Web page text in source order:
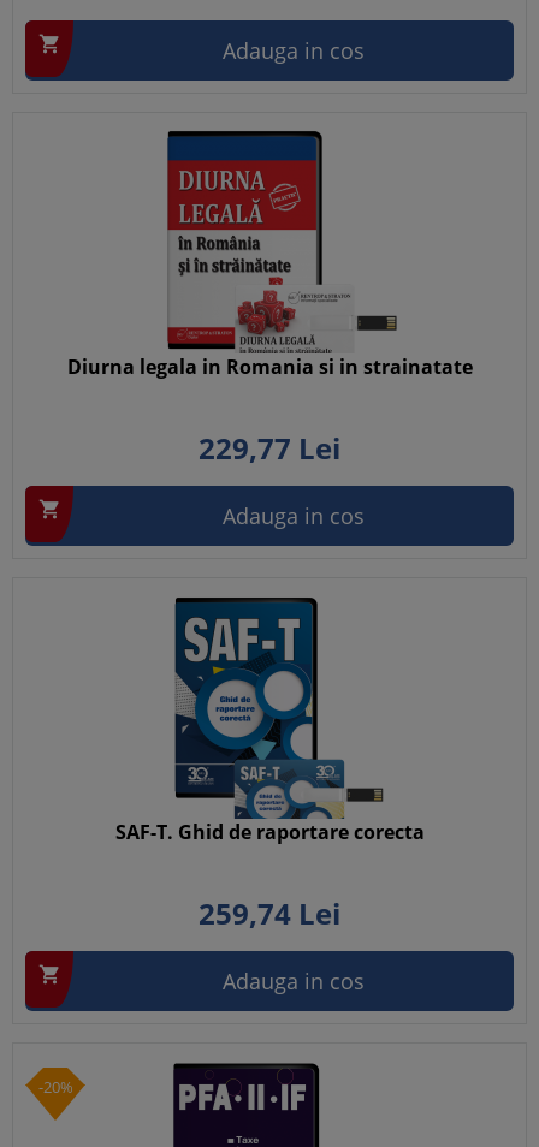
 Adauga in cos
Diurna legala in Romania si in strainatate
229,77 Lei
 Adauga in cos
SAF-T. Ghid de raportare corecta
259,74 Lei
 Adauga in cos
-20%